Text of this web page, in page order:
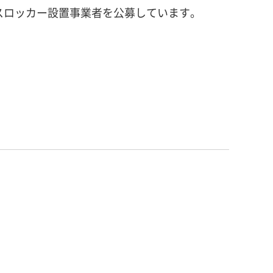
ッカー設置事業者を公募しています。